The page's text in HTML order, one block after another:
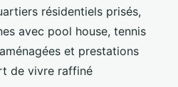
résidentiels prisés,
avec pool house, tennis
et prestations
de vivre raffiné